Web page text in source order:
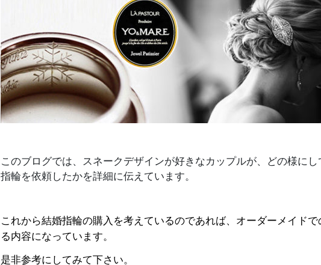
このブログでは、スネークデザインが好きなカップルが、どの様に
指輪を依頼したかを詳細に伝えています。
これから結婚指輪の購入を考えているのであれば、オーダーメイド
る内容になっています。
是非参考にしてみて下さい。